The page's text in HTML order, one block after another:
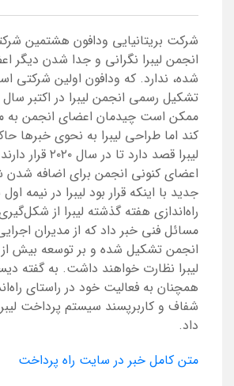
شرکت بریتانیایی ودافون هشتمین
انجمن لیبرا نگرانی و جدا شدن دیگر
شده، ندارد. که ودافون اولین شرکتی
ممکن است چیدمان اعضای انجمن به
کند اما طراحی لیبرا به نحوی خبرها
لیبرا قصد دارد تا
اعضای کنونی انجمن برای اضافه شدن
راه‌اندازی هفته گذشته لیبرا از
مسائل فنی خبر داد که از مدیران
انجمن تشکیل شده و بر توسعه بیش
لیبرا نظارت خواهند داشت. به گفته
همچنان به فعالیت خود در راستای
شفاف و کاربرپسند سیستم پرداخت
داد.
متن کامل خبر در سایت راه پرداخت